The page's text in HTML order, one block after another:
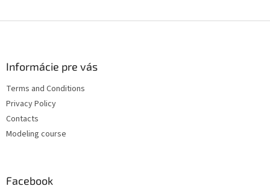
Informácie pre vás
Terms and Conditions
Privacy Policy
Contacts
Modeling course
Facebook